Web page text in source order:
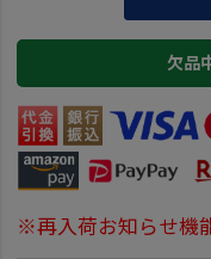
欠品
※再入荷お知らせ機